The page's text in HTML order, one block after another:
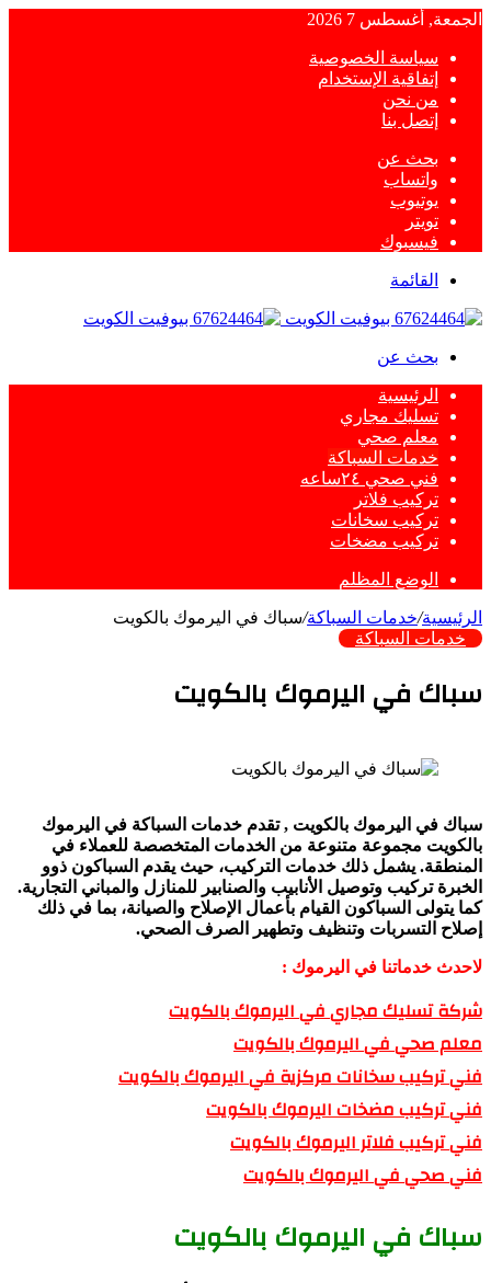
الجمعة, أغسطس 7 2026
سياسة الخصوصية
إتفاقية الإستخدام
من نحن
إتصل بنا
بحث عن
واتساب
يوتيوب
تويتر
فيسبوك
القائمة
بحث عن
الرئيسية
تسليك مجاري
معلم صحي
خدمات السباكة
فني صحي ٢٤ساعه
تركيب فلاتر
تركيب سخانات
تركيب مضخات
الوضع المظلم
الرئيسية/خدمات السباكة/سباك في اليرموك بالكويت
خدمات السباكة
سباك في اليرموك بالكويت
سباك في اليرموك بالكويت , تقدم خدمات السباكة في اليرموك
بالكويت مجموعة متنوعة من الخدمات المتخصصة للعملاء في
المنطقة. يشمل ذلك خدمات التركيب، حيث يقدم السباكون ذوو
الخبرة تركيب وتوصيل الأنابيب والصنابير للمنازل والمباني التجارية.
كما يتولى السباكون القيام بأعمال الإصلاح والصيانة، بما في ذلك
إصلاح التسربات وتنظيف وتطهير الصرف الصحي.
لاحدث خدماتنا في اليرموك :
شركة تسليك مجاري في اليرموك بالكويت
معلم صحي في اليرموك بالكويت
فني تركيب سخانات مركزية في اليرموك بالكويت
فني تركيب مضخات اليرموك بالكويت
فني تركيب فلاتر اليرموك بالكويت
فني صحي في اليرموك بالكويت
سباك في اليرموك بالكويت